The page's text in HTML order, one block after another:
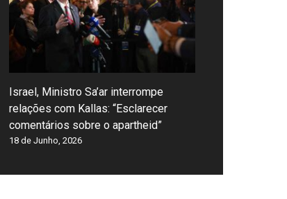
Israel, Ministro Sa’ar interrompe
relações com Kallas: “Esclarecer
comentários sobre o apartheid”
18 de Junho, 2026